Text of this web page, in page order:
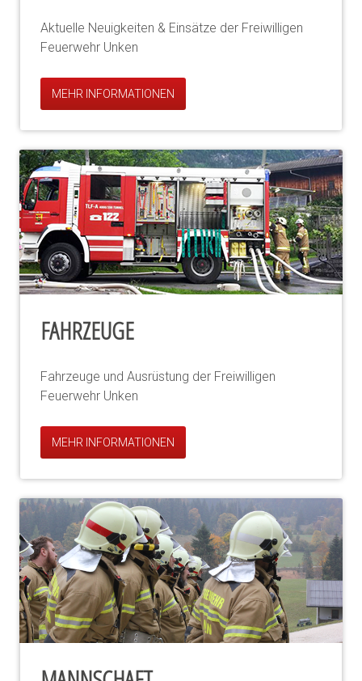
Aktuelle Neuigkeiten & Einsätze der Freiwilligen
Feuerwehr Unken
MEHR INFORMATIONEN
FAHRZEUGE
Fahrzeuge und Ausrüstung der Freiwilligen
Feuerwehr Unken
MEHR INFORMATIONEN